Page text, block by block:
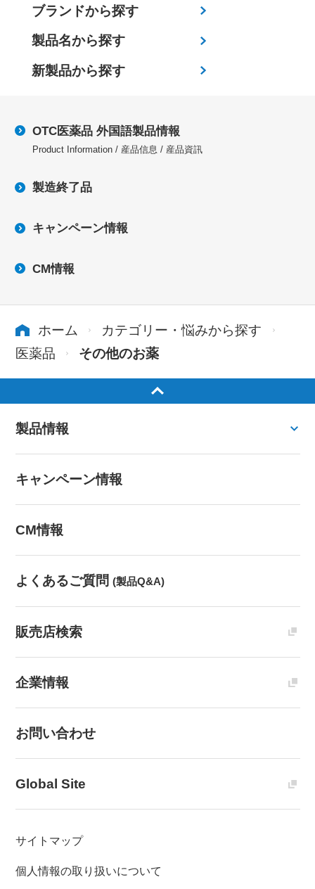
ブランドから探す
製品名から探す
新製品から探す
OTC医薬品 外国語製品情報
Product Information / 産品信息 / 産品資訊
製造終了品
キャンペーン情報
CM情報
ホーム
カテゴリー・悩みから探す
医薬品
その他のお薬
製品情報
キャンペーン情報
CM情報
よくあるご質問 (製品Q&A)
販売店検索
企業情報
お問い合わせ
Global Site
サイトマップ
個人情報の取り扱いについて